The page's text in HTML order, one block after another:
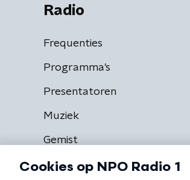
Radio
Frequenties
Programma's
Presentatoren
Muziek
Gemist